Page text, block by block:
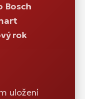
Bosch
rok
uložení